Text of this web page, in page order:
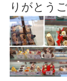
りがとう